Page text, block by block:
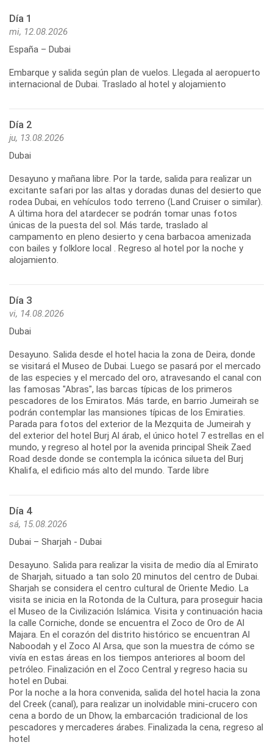
Día 1
mi, 12.08.2026
España – Dubai
Embarque y salida según plan de vuelos. Llegada al aeropuerto
internacional de Dubai. Traslado al hotel y alojamiento
Día 2
ju, 13.08.2026
Dubai
Desayuno y mañana libre. Por la tarde, salida para realizar un
excitante safari por las altas y doradas dunas del desierto que
rodea Dubai, en vehículos todo terreno (Land Cruiser o similar).
A última hora del atardecer se podrán tomar unas fotos
únicas de la puesta del sol. Más tarde, traslado al
campamento en pleno desierto y cena barbacoa amenizada
con bailes y folklore local . Regreso al hotel por la noche y
alojamiento.
Día 3
vi, 14.08.2026
Dubai
Desayuno. Salida desde el hotel hacia la zona de Deira, donde
se visitará el Museo de Dubai. Luego se pasará por el mercado
de las especies y el mercado del oro, atravesando el canal con
las famosas "Abras", las barcas típicas de los primeros
pescadores de los Emiratos. Más tarde, en barrio Jumeirah se
podrán contemplar las mansiones típicas de los Emiraties.
Parada para fotos del exterior de la Mezquita de Jumeirah y
del exterior del hotel Burj Al árab, el único hotel 7 estrellas en el
mundo, y regreso al hotel por la avenida principal Sheik Zaed
Road desde donde se contempla la icónica silueta del Burj
Khalifa, el edificio más alto del mundo. Tarde libre
Día 4
sá, 15.08.2026
Dubai – Sharjah - Dubai
Desayuno. Salida para realizar la visita de medio día al Emirato
de Sharjah, situado a tan solo 20 minutos del centro de Dubai.
Sharjah se considera el centro cultural de Oriente Medio. La
visita se inicia en la Rotonda de la Cultura, para proseguir hacia
el Museo de la Civilización Islámica. Visita y continuación hacia
la calle Corniche, donde se encuentra el Zoco de Oro de Al
Majara. En el corazón del distrito histórico se encuentran Al
Naboodah y el Zoco Al Arsa, que son la muestra de cómo se
vivía en estas áreas en los tiempos anteriores al boom del
petróleo. Finalización en el Zoco Central y regreso hacia su
hotel en Dubai.
Por la noche a la hora convenida, salida del hotel hacia la zona
del Creek (canal), para realizar un inolvidable mini-crucero con
cena a bordo de un Dhow, la embarcación tradicional de los
pescadores y mercaderes árabes. Finalizada la cena, regreso al
hotel